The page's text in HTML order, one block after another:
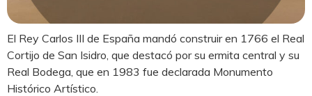
El Rey Carlos III de España mandó construir en 1766 el Real
Cortijo de San Isidro, que destacó por su ermita central y su
Real Bodega, que en 1983 fue declarada Monumento
Histórico Artístico.